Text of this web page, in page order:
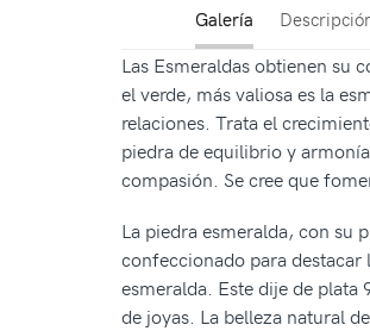
Galería
Las Esmeraldas obtienen su
el verde, más valiosa es la
relaciones. Trata el
piedra de equilibrio y
compasión. Se cree que
La piedra esmeralda, con su
confeccionado para destacar
esmeralda. Este dije de plata
de joyas. La belleza natural